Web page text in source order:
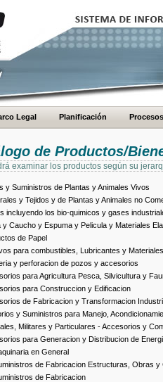
Legal Planificación Procesos
de Productos/
examinar los productos según su
y Suministros de Plantas y Animales Vivos
y Tejidos y de Plantas y Animales no
incluyendo los bio-quimicos y gases
y Caucho y Espuma y Pelicula y Materiales
de Papel
para combustibles, Lubricantes y
y perforacion de pozos y accesorios
para Agricultura Pesca, Silvicultura y
para Construccion y Edificacion
de Fabricacion y Transformacion
y Suministros para Manejo,
Militares y Particulares - Accesorios y
para Generacion y Distribucion de
en General
de Fabricacion Estructuras, Obras
de Fabricacion